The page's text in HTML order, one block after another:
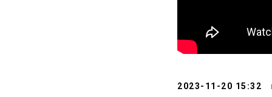
2023-11-20 15:32